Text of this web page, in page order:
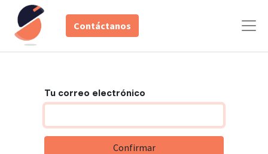
Contáctanos
Tu correo electrónico
Confirmar